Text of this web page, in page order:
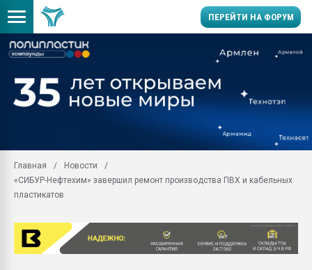
ПЕРЕЙТИ НА ФОРУМ
производство SPC
заводу пластмасс"
28.07.2026
первый план в
Главная
Новости
«СИБУР-Нефтехим» завершил ремонт производства ПВХ и кабельных
пластикатов